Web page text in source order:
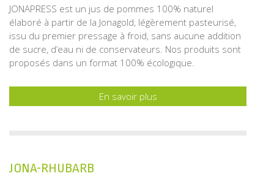
JONAPRESS est un jus de pommes 100% naturel
élaboré à partir de la Jonagold, légèrement pasteurisé,
issu du premier pressage à froid, sans aucune addition
de sucre, d’eau ni de conservateurs. Nos produits sont
proposés dans un format 100% écologique.
En savoir plus
JONA-RHUBARB